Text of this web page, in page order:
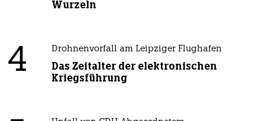
Wurzeln
4 Drohnenvorfall am Leipziger Flughafen
Das Zeitalter der elektronischen
Kriegsführung